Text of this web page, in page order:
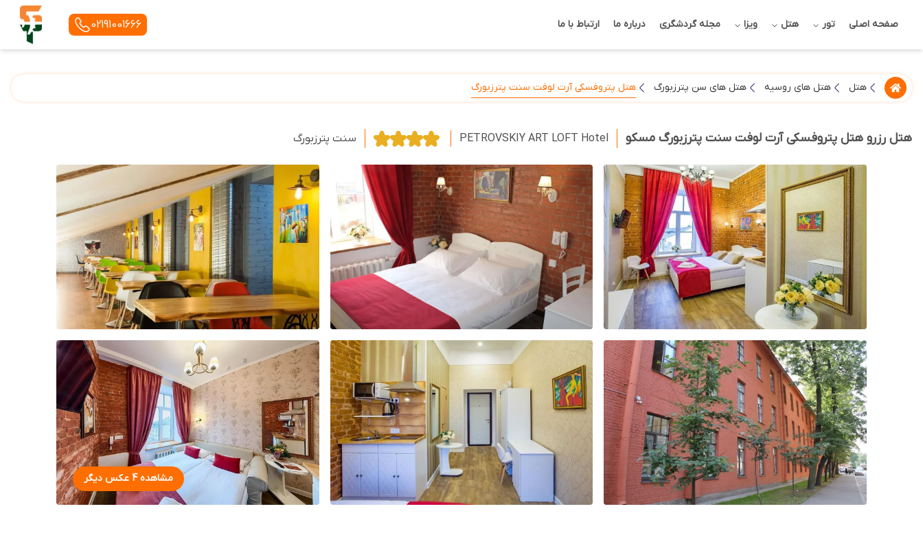
صفحه اصلی تور هتل ویزا مجله گردشگری درباره ما ارتباط با ما 02191001666
هتل هتل های روسیه هتل های سن پترزبورگ هتل پتروفسکی آرت لوفت سنت پترزبورگ
هتل رزرو هتل پتروفسکی آرت لوفت سنت پترزبورگ مسکو PETROVSKIY ART LOFT Hotel سنت پترزبورگ
مشاهده 4 عکس دیگر